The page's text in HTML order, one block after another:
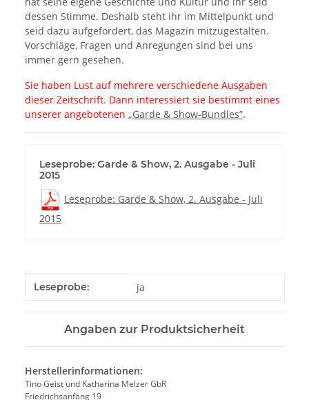
dessen Stimme. Deshalb steht ihr im Mittelpunkt und
seid dazu aufgefordert, das Magazin mitzugestalten.
Vorschläge, Fragen und Anregungen sind bei uns
immer gern gesehen.
Sie haben Lust auf mehrere verschiedene Ausgaben
dieser Zeitschrift. Dann interessiert sie bestimmt eines
unserer angebotenen „Garde & Show-Bundles”.
Leseprobe: Garde & Show, 2. Ausgabe - Juli
2015
Leseprobe: Garde & Show, 2. Ausgabe - Juli
2015
Produkteigenschaft
Wert
Leseprobe: ja
Angaben zur Produktsicherheit
Herstellerinformationen:
Tino Geist und Katharina Melzer GbR
Friedrichsanfang 19